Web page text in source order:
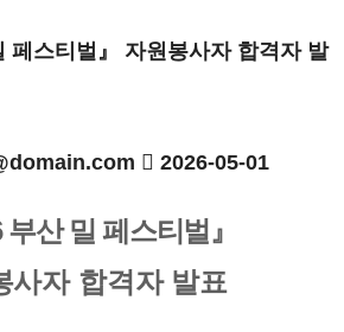
페스티벌』 자원봉사자 합격자 발
2026-05-01
부산 밀 페스티벌 』
사자 합격자 발표